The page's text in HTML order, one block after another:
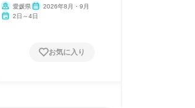
愛媛県
2026年8月・9月
2日～4日
お気に入り